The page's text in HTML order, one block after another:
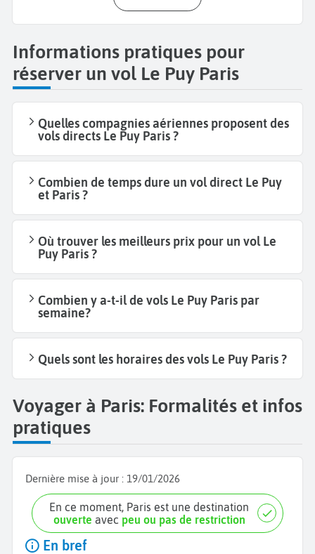
Informations pratiques pour
réserver un vol Le Puy Paris
Quelles compagnies aériennes proposent des
vols directs Le Puy Paris ?
Combien de temps dure un vol direct Le Puy
et Paris ?
Où trouver les meilleurs prix pour un vol Le
Puy Paris ?
Combien y a-t-il de vols Le Puy Paris par
semaine?
Quels sont les horaires des vols Le Puy Paris ?
Voyager à Paris: Formalités et infos
pratiques
Dernière mise à jour : 19/01/2026
En ce moment, Paris est une destination
ouverte avec peu ou pas de restriction
En bref